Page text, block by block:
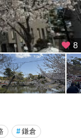
8
#鎌倉